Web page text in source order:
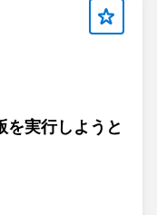
実行しようと